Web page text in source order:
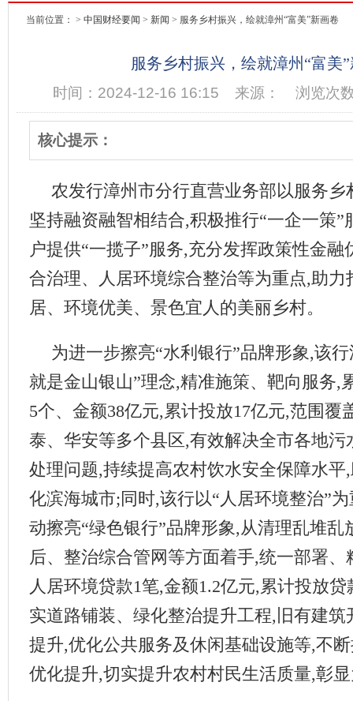
当前位置： > 中国财经要闻 > 新闻 > 服务乡村振兴，绘就漳州“富美”新画卷
服务乡村振兴，绘就漳州“富美
时间：2024-12-16 16:15 来源： 浏览次
核心提示：
农发行漳州市分行直营业务部以服务乡
坚持融资融智相结合,积极推行“一企一策”
户提供“一揽子”服务,充分发挥政策性金
合治理、人居环境综合整治等为重点,助力
居、环境优美、景色宜人的美丽乡村。
为进一步擦亮“水利银行”品牌形象,该
就是金山银山”理念,精准施策、靶向服务,
5个、金额38亿元,累计投放17亿元,范围覆
泰、华安等多个县区,有效解决全市各地污
处理问题,持续提高农村饮水安全保障水平
化滨海城市;同时,该行以“人居环境整治”
动擦亮“绿色银行”品牌形象,从清理乱堆乱
后、整治综合管网等方面着手,统一部署
人居环境贷款1笔,金额1.2亿元,累计投放贷
实道路铺装、绿化整治提升工程,旧有建筑
提升,优化公共服务及休闲基础设施等,不
优化提升,切实提升农村村民生活质量,